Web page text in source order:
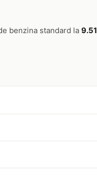
benzina standard la